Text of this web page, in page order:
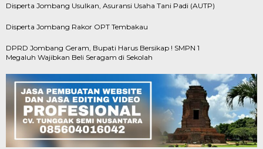
Disperta Jombang Usulkan, Asuransi Usaha Tani Padi (AUTP)
Disperta Jombang Rakor OPT Tembakau
DPRD Jombang Geram, Bupati Harus Bersikap ! SMPN 1
Megaluh Wajibkan Beli Seragam di Sekolah